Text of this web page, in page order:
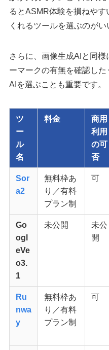
るとASMR体験を損ねや
くれるツールを選ぶのがい
さらに、画像生成AIと同
ーマークの有無を確認し
AIを選ぶことも重要です。
ツ
ー
ル
名
料金
商用
利用
の可
否
Sor
a2
無料枠あ
り／有料
プラン制
可
Go
ogl
eVe
o3.
1
未公開
未公
開
Ru
nwa
y
無料枠あ
り／有料
プラン制
可